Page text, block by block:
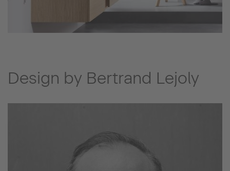
Design by Bertrand Lejoly